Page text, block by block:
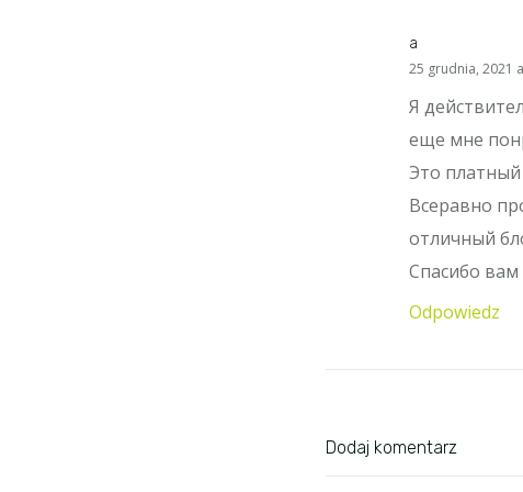
a
says:
25 grudnia, 2021
Я
еще мне
Это
Всеравно
отличный
Спасибо вам
Odpowiedz
Dodaj komentarz